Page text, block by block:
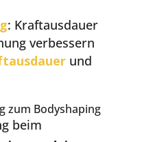
: Kraftausdauer
verbessern
und
zum Bodyshaping
beim